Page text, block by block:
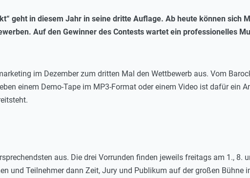
geht in diesem Jahr in seine dritte Auflage. Ab heute können sich
Auf den Gewinner des Contests wartet ein professionelles
im Dezember zum dritten Mal den Wettbewerb aus. Vom
einem Demo-Tape im MP3-Format oder einem Video ist dafür ein
aus. Die drei Vorrunden finden jeweils freitags am 1., 8.
und Teilnehmer dann Zeit, Jury und Publikum auf der großen Bühne